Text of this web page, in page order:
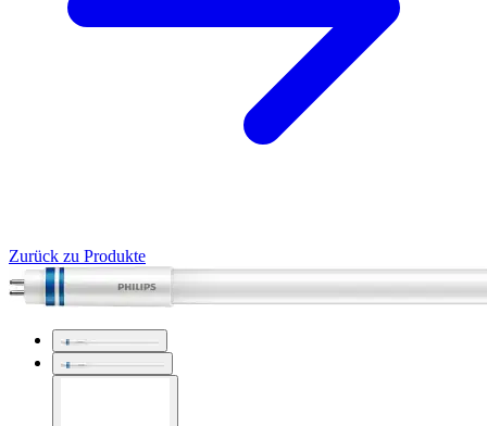
Zurück zu Produkte